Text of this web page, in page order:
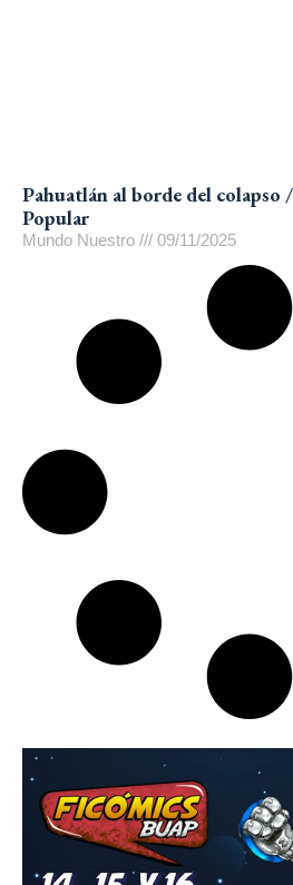
Pahuatlán al borde del colapso
Popular
Mundo Nuestro 09/11/2025